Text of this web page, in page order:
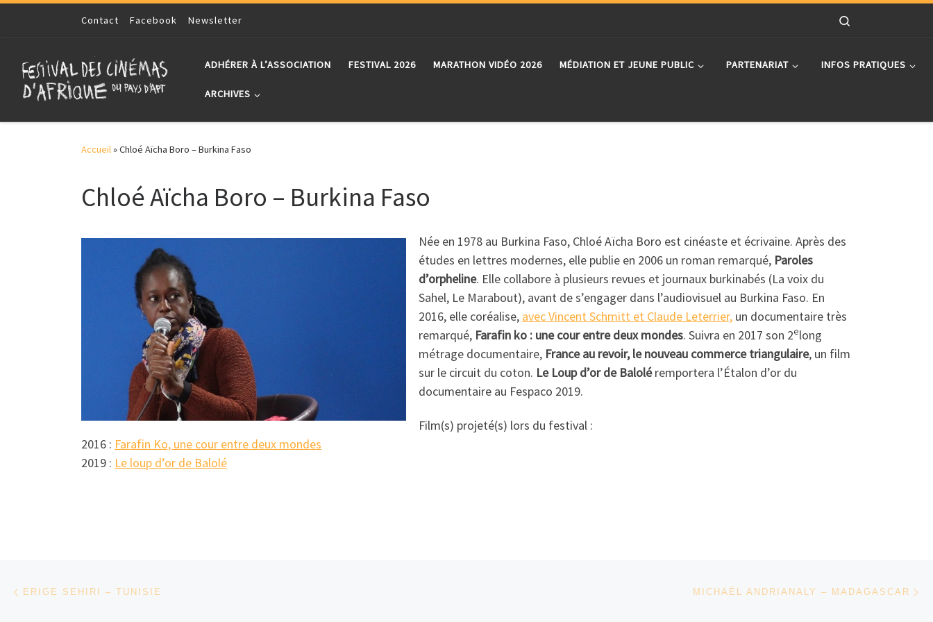
Skip to contentContact Facebook Newsletter
ADHÉRER À L’ASSOCIATION FESTIVAL 2026 MARATHON VIDÉO 2026 MÉDIATION ET JEUNE PUBLIC PARTENARIAT INFOS PRATIQUES
ARCHIVES
Accueil»Chloé Aïcha Boro – Burkina Faso
Chloé Aïcha Boro – Burkina Faso
Née en 1978 au Burkina Faso, Chloé Aïcha Boro est cinéaste et écrivaine. Après des
études en lettres modernes, elle publie en 2006 un roman remarqué, Paroles
d’orpheline. Elle collabore à plusieurs revues et journaux burkinabés (La voix du
Sahel, Le Marabout), avant de s’engager dans l’audiovisuel au Burkina Faso. En
2016, elle coréalise, avec Vincent Schmitt et Claude Leterrier, un documentaire très
remarqué, Farafin ko : une cour entre deux mondes. Suivra en 2017 son 2elong
métrage documentaire, France au revoir, le nouveau commerce triangulaire, un film
sur le circuit du coton. Le Loup d’or de Baloléremportera l’Étalon d’or du
documentaire au Fespaco 2019.
Film(s) projeté(s) lors du festival :
2016 : Farafin Ko, une cour entre deux mondes
2019 : Le loup d’or de Balolé
Parcourir les articles
ERIGE SEHIRI – TUNISIE MICHAËL ANDRIANALY – MADAGASCAR